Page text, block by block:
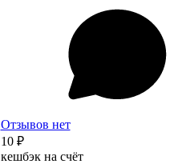
Отзывов нет
10 ₽
кешбэк на счёт